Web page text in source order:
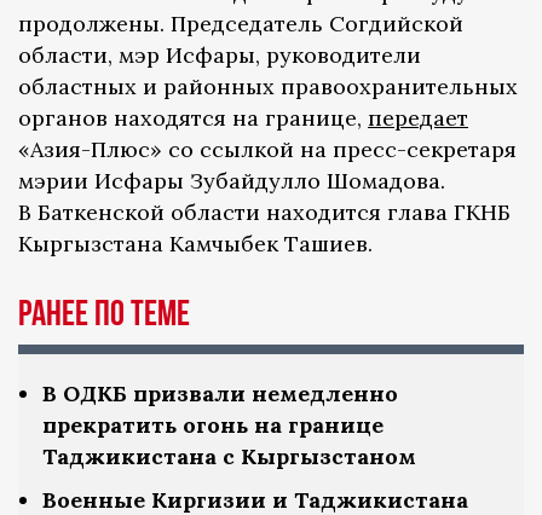
продолжены. Председатель Согдийской
области, мэр Исфары, руководители
областных и районных правоохранительных
органов находятся на границе, передает
«Азия-Плюс» со ссылкой на пресс-секретаря
мэрии Исфары Зубайдулло Шомадова.
В Баткенской области находится глава ГКНБ
Кыргызстана Камчыбек Ташиев.
Ранее по теме
В ОДКБ призвали немедленно
прекратить огонь на границе
Таджикистана с Кыргызстаном
Военные Киргизии и Таджикистана